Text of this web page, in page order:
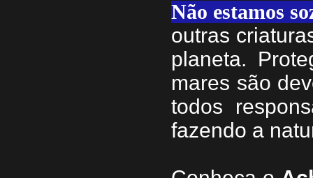
Não estamos
outras
planeta.
mares são
todos
fazendo a